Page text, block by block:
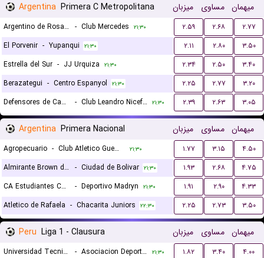
Argentina Primera C Metropolitana میزبان مساوی میهمان
Argentino de Rosario - Club Mercedes ۲۱:۳۰ ۲.۵۹ ۲.۶۸
۲.۷۷
El Porvenir - Yupanqui ۲۱:۳۰ ۲.۱۱ ۲.۸۰
۳.۵۰
Estrella del Sur - JJ Urquiza ۲۱:۳۰ ۲.۳۴ ۲.۵۰
۳.۴۰
Berazategui - Centro Espanyol ۲۱:۳۰ ۲.۲۵ ۲.۷۷
۳.۲۰
Defensores de Cambaceres
- Club Leandro Niceforo Alem ۲۱:۳۰ ۲.۳۹ ۲.۶۳ ۳.۰۵
Argentina Primera Nacional میزبان مساوی میهمان
Agropecuario - Club Atletico Guemes ۲۱:۳۰ ۱.۷۷ ۳.۱۵
۴.۵۰
Almirante Brown de Lules - Ciudad de Bolivar ۲۱:۳۰ ۱.۹۳ ۲.۶۸
۴.۷۵
CA Estudiantes Caseros
- Deportivo Madryn ۲۱:۳۰ ۱.۹۱ ۲.۹۰
۴.۳۳
Atletico de Rafaela - Chacarita Juniors ۲۲:۳۰ ۲.۲۵ ۲.۷۳ ۳.۵۰
Peru Liga 1 - Clausura میزبان مساوی میهمان
Universidad Tecnica de Cajamarca - Asociacion Deportiva Tarma ۲۱:۳۰ ۱.۸۲ ۳.۴۰ ۴.۰۰